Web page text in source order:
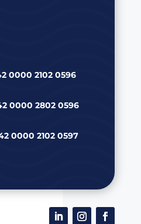
0000 2102 0596
0000 2802 0596
0000 2102 0597